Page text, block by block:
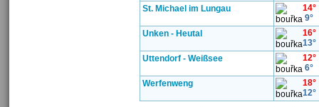
St. Michael im Lungau
14°
9°
Unken - Heutal
16°
13°
Uttendorf - Weißsee
12°
6°
Werfenweng
18°
12°